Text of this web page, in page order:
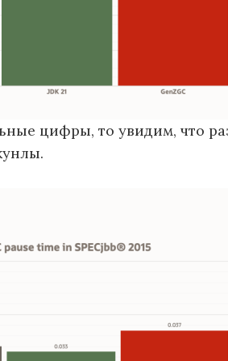
цифры, то увидим, что